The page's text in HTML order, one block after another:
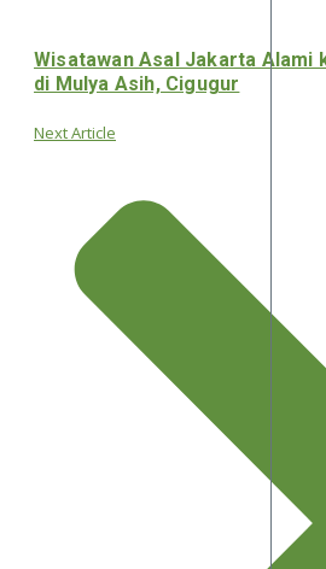
Wisatawan Asal Jakarta Alami
di Mulya Asih, Cigugur
Next Article